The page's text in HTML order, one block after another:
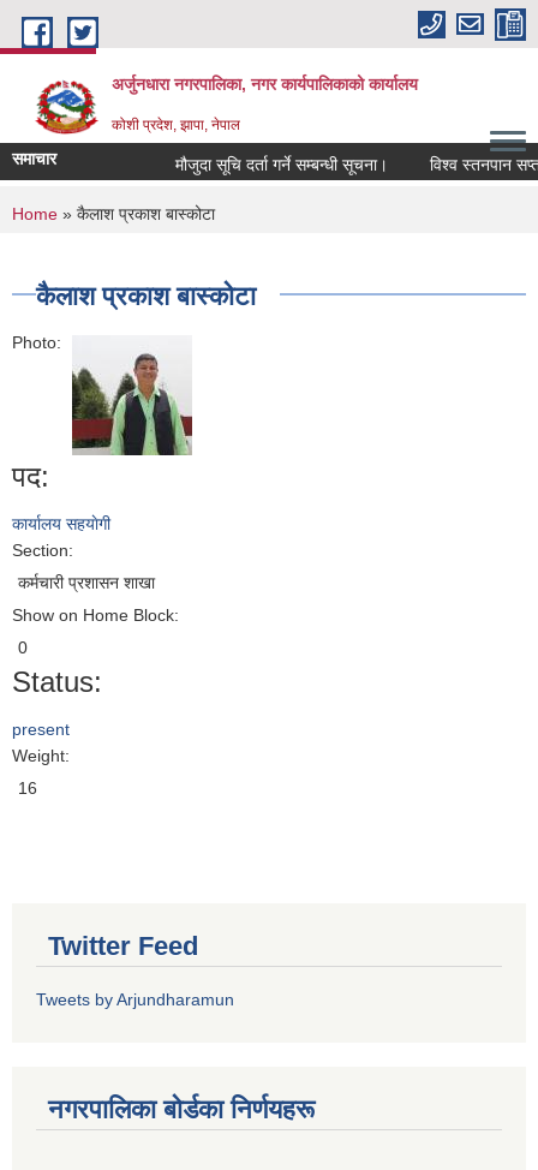
Skip to main content
अर्जुनधारा नगरपालिका, नगर कार्यपालिकाको कार्यालय
कोशी प्रदेश, झापा, नेपाल
समाचार मौजुदा सूचि दर्ता गर्ने सम्बन्धी सूचना। विश्व स्तनपान
You are here
Home » कैलाश प्रकाश बास्कोटा
कैलाश प्रकाश बास्कोटा
Photo:
पद:
कार्यालय सहयाेगी
Section:
कर्मचारी प्रशासन शाखा
Show on Home Block:
0
Status:
present
Weight:
16
Twitter Feed
Tweets by Arjundharamun
नगरपालिका बाेर्डका निर्णयहरू